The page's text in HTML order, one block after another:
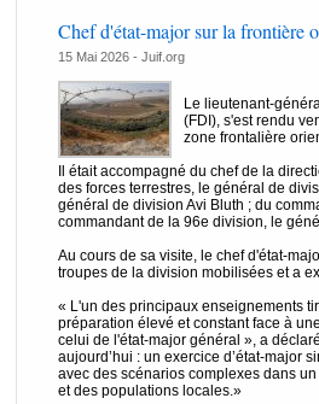
Chef d'état-major sur la frontière
15 Mai 2026 - Juif.org
Le lieutenant-
(FDI), s'est rendu
zone frontalière
Il était accompagné du chef de la
des forces terrestres, le général de
général de division Avi Bluth ; du
commandant de la 96e division, le
Au cours de sa visite, le chef d'état-
troupes de la division mobilisées et a
« L'un des principaux enseignements
préparation élevé et constant face à
celui de l'état-major général », a
aujourd’hui : un exercice d’état-major
avec des scénarios complexes dans
et des populations locales.»